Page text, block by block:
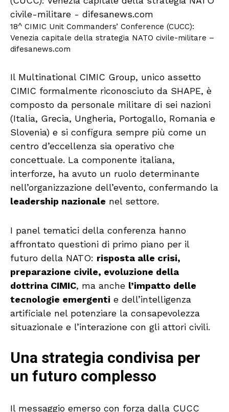
18^ CIMIC Unit Commanders’ Conference (CUCC):
Venezia capitale della strategia NATO civile-militare –
difesanews.com
Il Multinational CIMIC Group, unico assetto
CIMIC formalmente riconosciuto da SHAPE, è
composto da personale militare di sei nazioni
(Italia, Grecia, Ungheria, Portogallo, Romania e
Slovenia) e si configura sempre più come un
centro d’eccellenza sia operativo che
concettuale. La componente italiana,
interforze, ha avuto un ruolo determinante
nell’organizzazione dell’evento, confermando la
leadership nazionale nel settore.
I panel tematici della conferenza hanno
affrontato questioni di primo piano per il
futuro della NATO: risposta alle crisi,
preparazione civile, evoluzione della
dottrina CIMIC, ma anche l’impatto delle
tecnologie emergenti e dell’intelligenza
artificiale nel potenziare la consapevolezza
situazionale e l’interazione con gli attori civili.
Una strategia condivisa per
un futuro complesso
Il messaggio emerso con forza dalla CUCC